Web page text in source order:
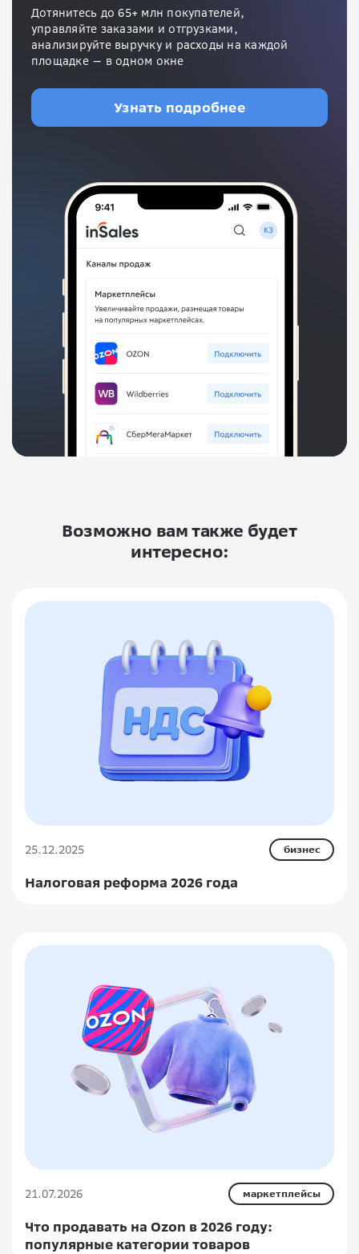
Дотянитесь до 65+ млн покупателей,
управляйте заказами и отгрузками,
анализируйте выручку и расходы на каждой
площадке — в одном окне
Узнать подробнее
Возможно вам также будет
интересно:
25.12.2025 бизнес
Налоговая реформа 2026 года
21.07.2026 маркетплейсы
Что продавать на Ozon в 2026 году:
популярные категории товаров